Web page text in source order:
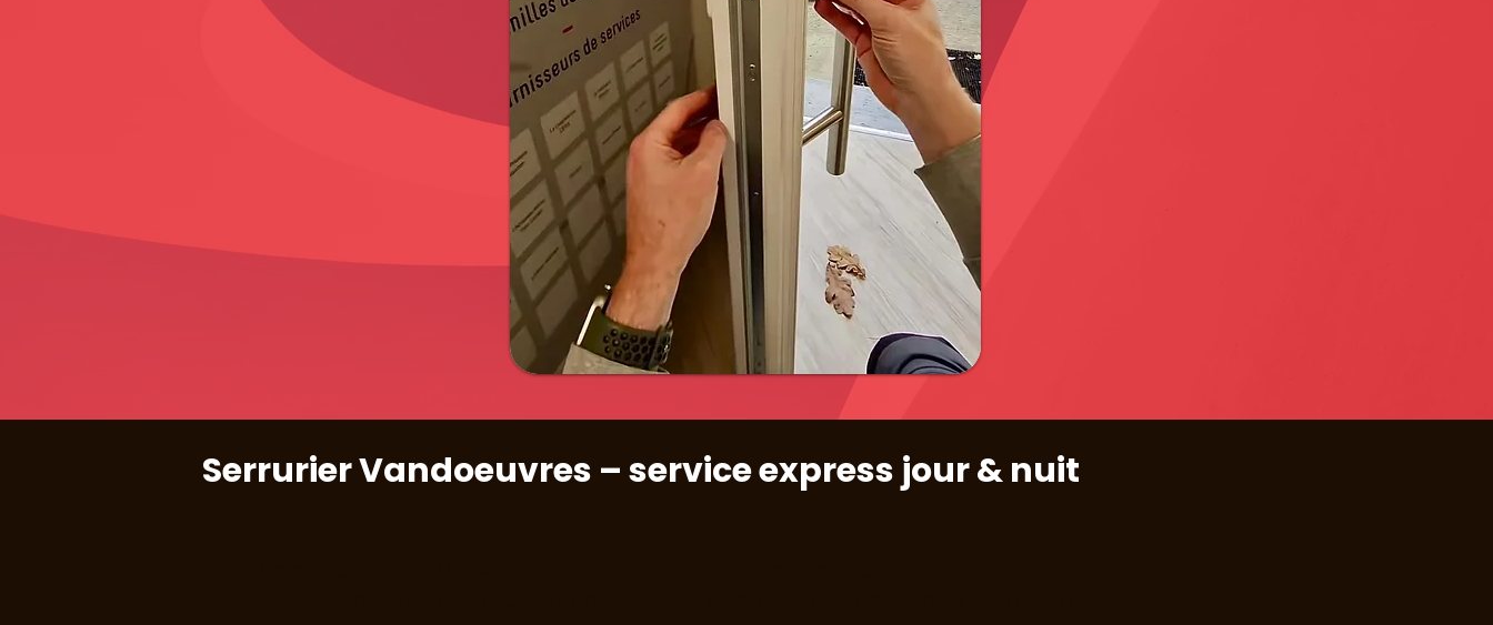
Serrurier Vandoeuvres – service express jour & nuit